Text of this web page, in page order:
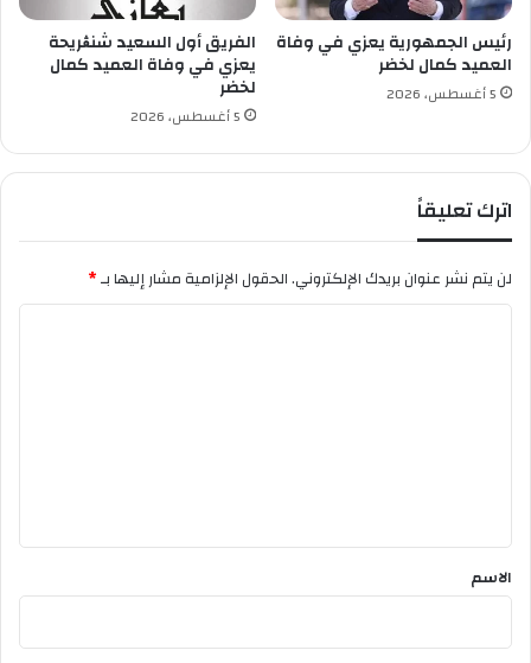
الوثائقي.
و
س
ة
ب
ف
ي
إ
ب
ت
ب
ر
ي
رئيس الجمهورية يعزي في وفاة
العميد كمال لخضر
5 أغسطس، 2026
الفريق أول السعيد شنڨريحة
يعزي في وفاة العميد كمال
لخضر
5 أغسطس، 2026
اترك تعليقاً
لن يتم نشر عنوان بريدك الإلكتروني.الحقول الإلزامية مشار إليها بـ*
*
الاسم